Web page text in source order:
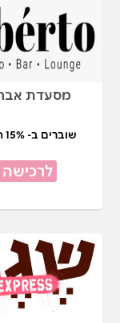
מסעדת
שוברים ב- 15% הנחה
לרכישה